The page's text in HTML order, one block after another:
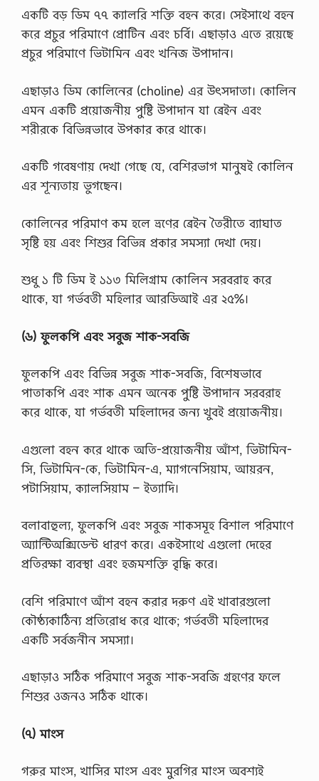
থ
কো
দ্বা
…
একটি বড় ডিম ৭৭ ক্যালরি শক্তি বহন করে। সেইসাথে বহন
করে প্রচুর পরিমাণে প্রোটিন এবং চর্বি। এছাড়াও এতে রয়েছে
প্রচুর পরিমাণে ভিটামিন এবং খনিজ উপাদান।
এছাড়াও ডিম কোলিনের (choline) এর উৎসদাতা। কোলিন
এমন একটি প্রয়োজনীয় পুষ্টি উপাদান যা ব্রেইন এবং
শরীরকে বিভিন্নভাবে উপকার করে থাকে।
একটি গবেষণায় দেখা গেছে যে, বেশিরভাগ মানুষই কোলিন
এর শূন্যতায় ভুগছেন।
কোলিনের পরিমাণ কম হলে ভ্রণের ব্রেইন তৈরীতে ব্যাঘাত
সৃষ্টি হয় এবং শিশুর বিভিন্ন প্রকার সমস্যা দেখা দেয়।
শুধু ১ টি ডিম ই ১১৩ মিলিগ্রাম কোলিন সরবরাহ করে
থাকে, যা গর্ভবতী মহিলার আরডিআই এর ২৫%।
(৬) ফুলকপি এবং সবুজ শাক-সবজি
ফুলকপি এবং বিভিন্ন সবুজ শাক-সবজি, বিশেষভাবে
পাতাকপি এবং শাক এমন অনেক পুষ্টি উপাদান সরবরাহ
করে থাকে, যা গর্ভবতী মহিলাদের জন্য খুবই প্রয়োজনীয়।
এগুলো বহন করে থাকে অতি-প্রয়োজনীয় আঁশ, ভিটামিন-
সি, ভিটামিন-কে, ভিটামিন-এ, ম্যাগনেসিয়াম, আয়রন,
পটাসিয়াম, ক্যালসিয়াম – ইত্যাদি।
বলাবাহুল্য, ফুলকপি এবং সবুজ শাকসমূহ বিশাল পরিমাণে
অ্যান্টিঅক্সিডেন্ট ধারণ করে। একইসাথে এগুলো দেহের
প্রতিরক্ষা ব্যবস্থা এবং হজমশক্তি বৃদ্ধি করে।
বেশি পরিমাণে আঁশ বহন করার দরুণ এই খাবারগুলো
কৌষ্ঠ্যকাঠিন্য প্রতিরোধ করে থাকে; গর্ভবতী মহিলাদের
একটি সর্বজনীন সমস্যা।
এছাড়াও সঠিক পরিমাণে সবুজ শাক-সবজি গ্রহণের ফলে
শিশুর ওজনও সঠিক থাকে।
(৭) মাংস
গরুর মাংস, খাসির মাংস এবং মুরগির মাংস অবশ্যই